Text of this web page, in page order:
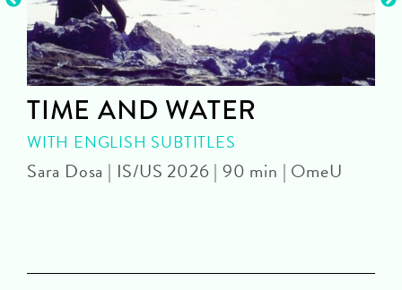
TIME AND WATER
WITH ENGLISH SUBTITLES
Sara Dosa | IS/US 2026 | 90 min | OmeU